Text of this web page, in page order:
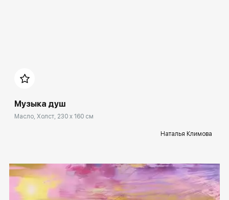
Музыка душ
Масло, Холст, 230 x 160 см
Наталья Климова